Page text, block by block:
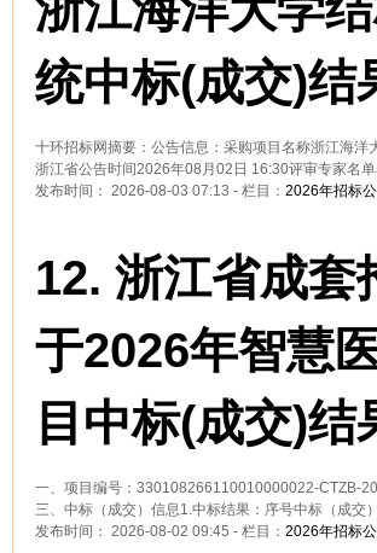
统中标(成交)结
十环招标网摘要：公告信息：采购项目名称浙江海
浙江省公告时间2026年08月02日 16:30评审专家名
发布时间： 2026-08-03 07:13 - 栏目： 2026年招标
12. 浙江省成套
于2026年智慧
目中标(成交)结
一、项目编号：330108266110010000022-CTZB-
三、中标（成交）信息1.中标结果：序号中标（成交
发布时间： 2026-08-02 09:45 - 栏目： 2026年招标